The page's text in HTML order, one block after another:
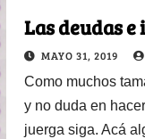
Las deudas
MAYO 31, 2019
Como muchos
y no duda en
juerga siga. Acá